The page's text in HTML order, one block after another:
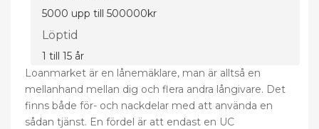
5000 upp till 500000kr
Löptid
1 till 15 år
Loanmarket är en lånemäklare, man är alltså en
mellanhand mellan dig och flera andra långivare. Det
finns både för- och nackdelar med att använda en
sådan tjänst. En fördel är att endast en UC